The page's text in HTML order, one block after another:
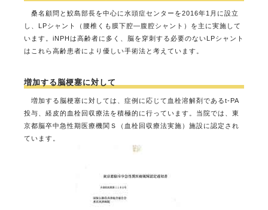
桑名顧問と鮫島部長を中心に水頭症センターを2016年1月に設立
し、LPシャント（腰椎くも膜下腔―腹腔シャント）を主に実施して
います。iNPHは高齢者に多く、脳を穿刺する必要のないLPシャント
はこれら高齢患者により優しい手術法と考えています。
増加する脳梗塞に対して
増加する脳梗塞に対しては、症例に応じて血栓溶解剤であるt-PA
投与、経皮的血栓回収療法を積極的に行っています。当院では、東
京都脳卒中急性期医療機関Ｓ（血栓回収療法実施）施設に認定され
ています。